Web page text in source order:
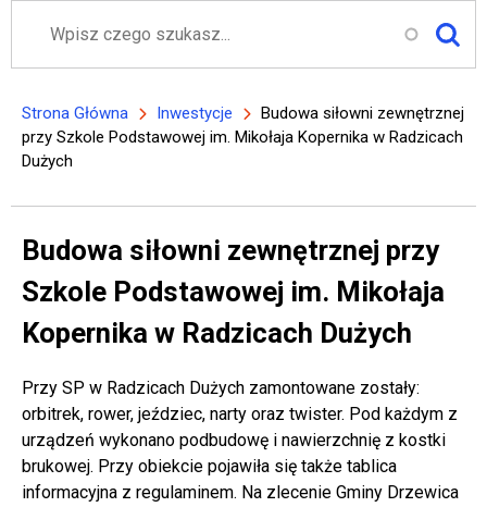
Ścieżka nawigacyjna
Strona Główna Inwestycje
Budowa siłowni zewnętrznej
przy Szkole Podstawowej im. Mikołaja Kopernika w Radzicach
Dużych
Budowa siłowni zewnętrznej przy
Szkole Podstawowej im. Mikołaja
Kopernika w Radzicach Dużych
Przy SP w Radzicach Dużych zamontowane zostały:
orbitrek, rower, jeździec, narty oraz twister. Pod każdym z
urządzeń wykonano podbudowę i nawierzchnię z kostki
brukowej. Przy obiekcie pojawiła się także tablica
informacyjna z regulaminem. Na zlecenie Gminy Drzewica